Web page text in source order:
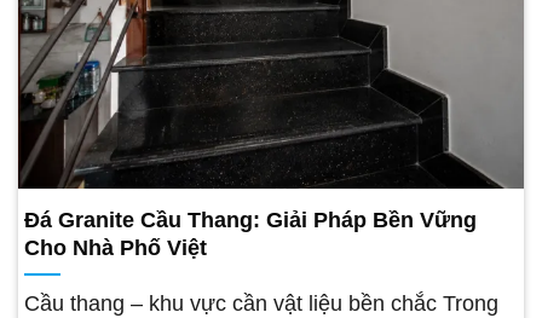
Đá Granite Cầu Thang: Giải Pháp Bền Vững
Cho Nhà Phố Việt
Cầu thang – khu vực cần vật liệu bền chắc Trong